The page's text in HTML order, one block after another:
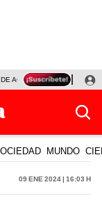
AGOSTO OLLANTA
MUNDO
09 Ene 2024 | 16:03 h